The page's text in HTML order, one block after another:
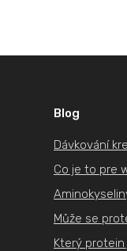
Blog
Dávkování
Co je to pre
Může se
Který protein